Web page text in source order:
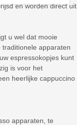
en worden direct uit
u wel dat mooie
apparaten
espressokopjes kunt
is voor het
heerlijke cappuccino
apparaten, te